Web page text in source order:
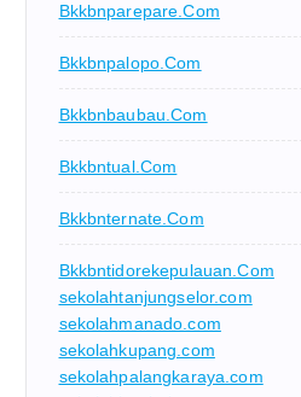
Bkkbnparepare.com
Bkkbnpalopo.com
Bkkbnbaubau.com
Bkkbntual.com
Bkkbnternate.com
Bkkbntidorekepulauan.com
sekolahtanjungselor.com
sekolahmanado.com
sekolahkupang.com
sekolahpalangkaraya.com